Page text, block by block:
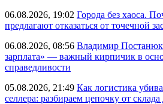
06.08.2026, 19:02 Города без хаоса.
предлагают отказаться от точечной
06.08.2026, 08:56 Владимир
зарплата» — важный кирпичик в
справедливости
05.08.2026, 21:49 Как логистика
селлера: разбираем цепочку от